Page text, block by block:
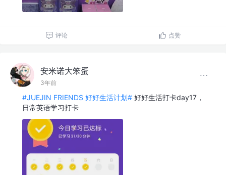
评论 点赞
安米诺大笨蛋
3年前
#JUEJIN FRIENDS 好好生活计划# 好好生活打卡day17，
日常英语学习打卡